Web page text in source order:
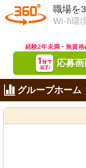
職場を
Wi-fi環
経験2年未満・無資格
応募画
グループホーム